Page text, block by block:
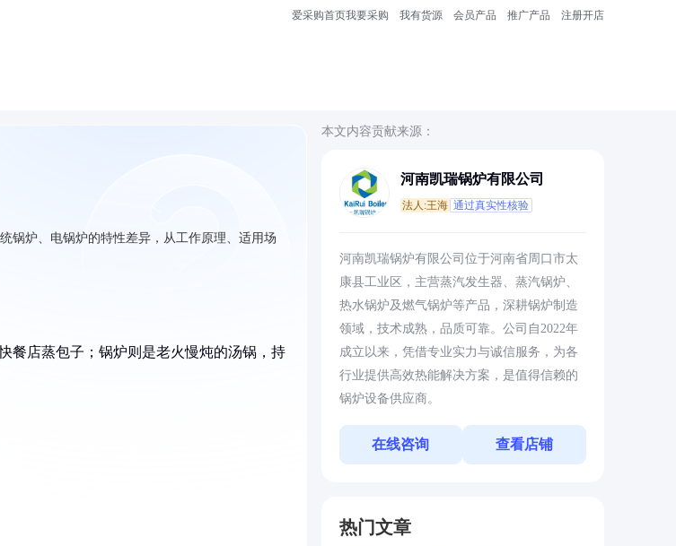
爱采购首页我要采购 我有货源 会员产品 推广产品 注册开店
锅炉、电锅炉的特性差异，从工作原理、适用场
餐店蒸包子；锅炉则是老火慢炖的汤锅，持
本文内容贡献来源：
河南凯瑞锅炉有限公司
法人:王海 通过真实性核验
河南凯瑞锅炉有限公司位于河南省周口市太
康县工业区，主营蒸汽发生器、蒸汽锅炉、
热水锅炉及燃气锅炉等产品，深耕锅炉制造
领域，技术成熟，品质可靠。公司自2022年
成立以来，凭借专业实力与诚信服务，为各
行业提供高效热能解决方案，是值得信赖的
锅炉设备供应商。
在线咨询 查看店铺
热门文章